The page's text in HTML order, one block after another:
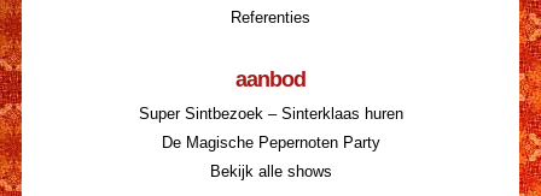
Referenties
aanbod
Super Sintbezoek – Sinterklaas huren
De Magische Pepernoten Party
Bekijk alle shows